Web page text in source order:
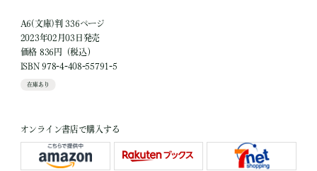
A6(文庫)判 336ページ
2023年02月03日発売
価格 836円（税込）
ISBN 978-4-408-55791-5
在庫あり
オンライン書店で購入する